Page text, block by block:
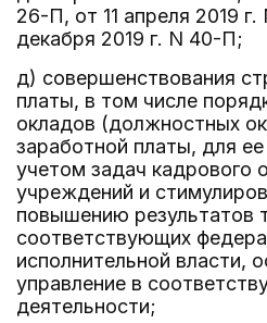
26-П, от 11 апреля 2019 г.
декабря 2019 г. N 40-П;
д) совершенствования
платы, в том числе
окладов (должностных
заработной платы, для
учетом задач кадрового
учреждений и
повышению результатов
соответствующих
исполнительной власти,
управление в
деятельности;